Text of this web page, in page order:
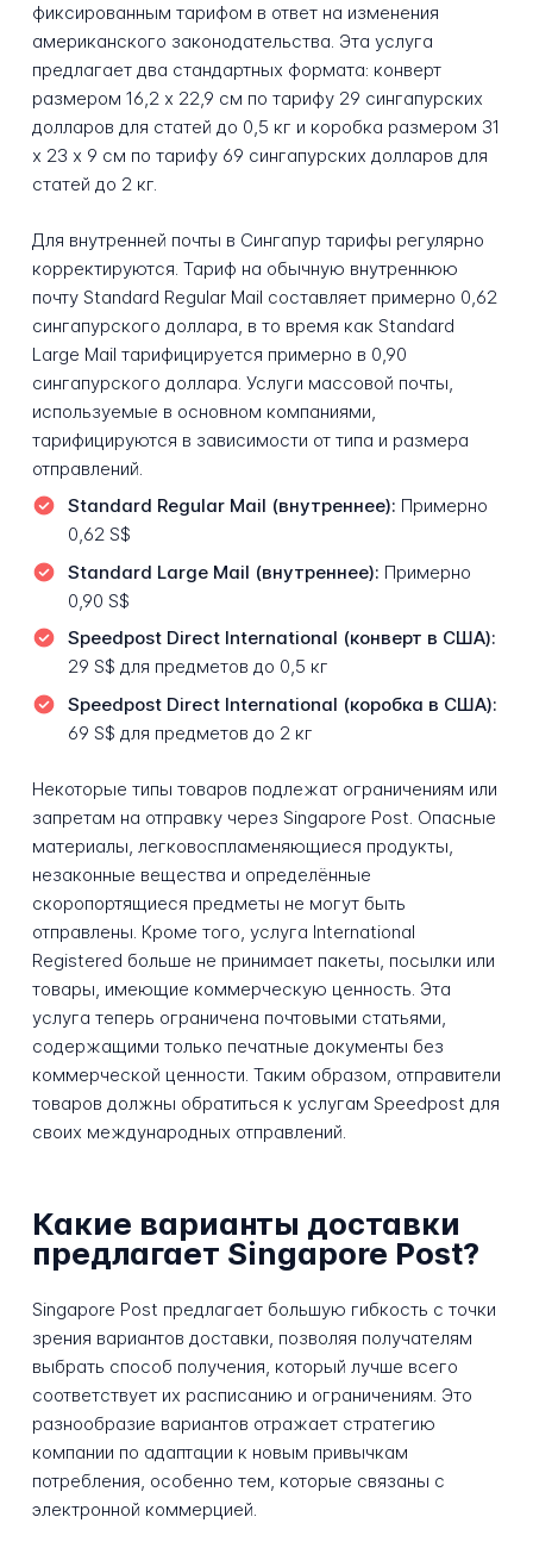
фиксированным тарифом в ответ на изменения
американского законодательства. Эта услуга
предлагает два стандартных формата: конверт
размером 16,2 х 22,9 см по тарифу 29 сингапурских
долларов для статей до 0,5 кг и коробка размером 31
х 23 х 9 см по тарифу 69 сингапурских долларов для
статей до 2 кг.
Для внутренней почты в Сингапур тарифы регулярно
корректируются. Тариф на обычную внутреннюю
почту Standard Regular Mail составляет примерно 0,62
сингапурского доллара, в то время как Standard
Large Mail тарифицируется примерно в 0,90
сингапурского доллара. Услуги массовой почты,
используемые в основном компаниями,
тарифицируются в зависимости от типа и размера
отправлений.
Standard Regular Mail (внутреннее): Примерно
0,62 S$
Standard Large Mail (внутреннее): Примерно
0,90 S$
Speedpost Direct International (конверт в США):
29 S$ для предметов до 0,5 кг
Speedpost Direct International (коробка в США):
69 S$ для предметов до 2 кг
Некоторые типы товаров подлежат ограничениям или
запретам на отправку через Singapore Post. Опасные
материалы, легковоспламеняющиеся продукты,
незаконные вещества и определённые
скоропортящиеся предметы не могут быть
отправлены. Кроме того, услуга International
Registered больше не принимает пакеты, посылки или
товары, имеющие коммерческую ценность. Эта
услуга теперь ограничена почтовыми статьями,
содержащими только печатные документы без
коммерческой ценности. Таким образом, отправители
товаров должны обратиться к услугам Speedpost для
своих международных отправлений.
Какие варианты доставки
предлагает Singapore Post?
Singapore Post предлагает большую гибкость с точки
зрения вариантов доставки, позволяя получателям
выбрать способ получения, который лучше всего
соответствует их расписанию и ограничениям. Это
разнообразие вариантов отражает стратегию
компании по адаптации к новым привычкам
потребления, особенно тем, которые связаны с
электронной коммерцией.